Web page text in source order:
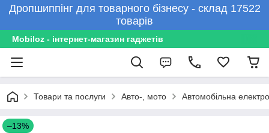
Дропшиппінг для товарного бізнесу - склад 17522
товарів
Mobiloz - інтернет-магазин гаджетів
Товари та послуги Авто-, мото Автомобільна
–13%